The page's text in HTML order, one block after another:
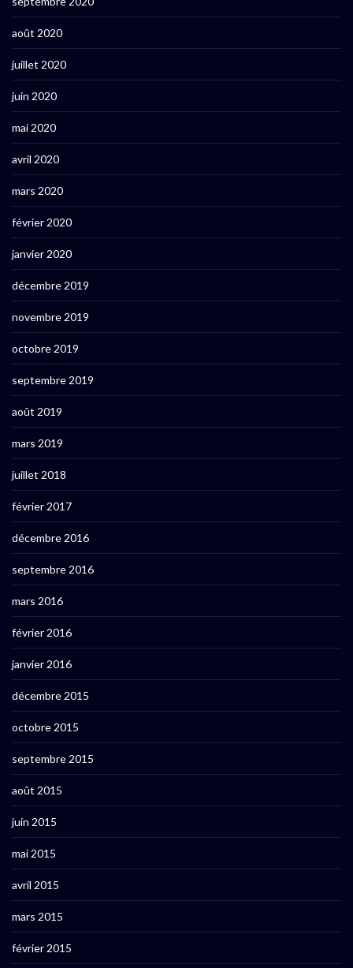
août 2020
juillet 2020
juin 2020
mai 2020
avril 2020
mars 2020
février 2020
janvier 2020
décembre 2019
novembre 2019
octobre 2019
septembre 2019
août 2019
mars 2019
juillet 2018
février 2017
décembre 2016
septembre 2016
mars 2016
février 2016
janvier 2016
décembre 2015
octobre 2015
septembre 2015
août 2015
juin 2015
mai 2015
avril 2015
mars 2015
février 2015